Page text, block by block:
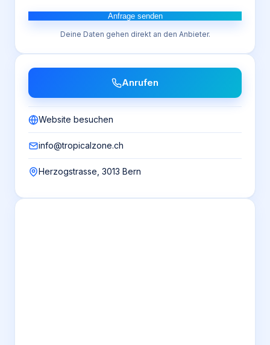
Anfrage senden
Deine Daten gehen direkt an den Anbieter.
Anrufen
Website besuchen
info@tropicalzone.ch
Herzogstrasse, 3013 Bern